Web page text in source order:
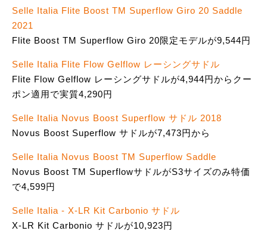
Selle Italia Flite Boost TM Superflow Giro 20 Saddle
2021
Flite Boost TM Superflow Giro 20限定モデルが9,544円
Selle Italia Flite Flow Gelflow レーシングサドル
Flite Flow Gelflow レーシングサドルが4,944円からクー
ポン適用で実質4,290円
Selle Italia Novus Boost Superflow サドル 2018
Novus Boost Superflow サドルが7,473円から
Selle Italia Novus Boost TM Superflow Saddle
Novus Boost TM SuperflowサドルがS3サイズのみ特価
で4,599円
Selle Italia - X-LR Kit Carbonio サドル
X-LR Kit Carbonio サドルが10,923円